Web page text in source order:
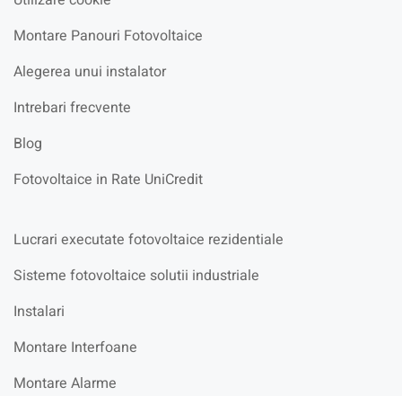
Montare Panouri Fotovoltaice
Alegerea unui instalator
Intrebari frecvente
Blog
Fotovoltaice in Rate UniCredit
Lucrari executate fotovoltaice rezidentiale
Sisteme fotovoltaice solutii industriale
Instalari
Montare Interfoane
Montare Alarme